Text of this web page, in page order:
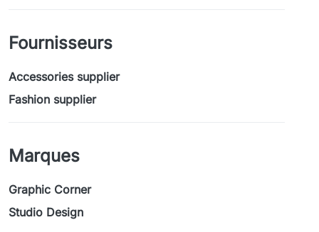
Fournisseurs
Accessories supplier
Fashion supplier
Marques
Graphic Corner
Studio Design